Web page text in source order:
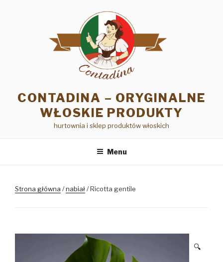
CONTADINA – ORYGINALNE
WŁOSKIE PRODUKTY
hurtownia i sklep produktów włoskich
Menu
Strona główna /nabiał/ Ricotta gentile
🔍